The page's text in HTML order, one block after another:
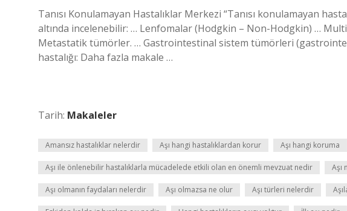
Tanısı Konulamayan Hastalıklar Merkezi “Tanısı konulamayan
altında incelenebilir: … Lenfomalar (Hodgkin – Non-Hodgkin) …
Metastatik tümörler. … Gastrointestinal sistem tümörleri
hastalığı: Daha fazla makale …
Tarih: Makaleler
Amansız hastalıklar nelerdir Aşı hangi hastalıklardan korur Aşı hangi koruma
Aşı ile önlenebilir hastalıklarla mücadelede etkili olan en önemli mevzuat nedir Aşı
Aşı olmanın faydaları nelerdir Aşı olmazsa ne olur Aşı türleri nelerdir